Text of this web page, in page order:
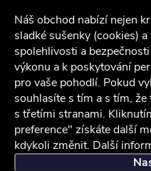
Náš obchod nabízí nejen
sladké sušenky (cookies)
spolehlivosti a
výkonu a k poskytování
pro vaše pohodlí. Pokud
souhlasíte s tím a s tím,
s třetími stranami.
preference" získáte další
kdykoli změnit. Další
iocel.cz Obchodní
Chcete slevu